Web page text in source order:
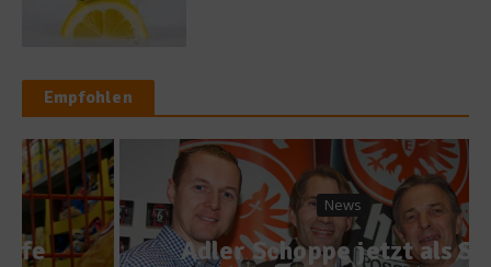
Empfohlen
News
Adler Schoppe jetzt als Six-